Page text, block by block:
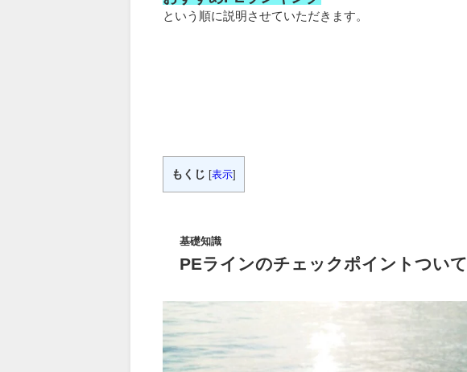
という順に説明させていただきます。
もくじ [表示]
基礎知識
PEラインのチェックポイントついて